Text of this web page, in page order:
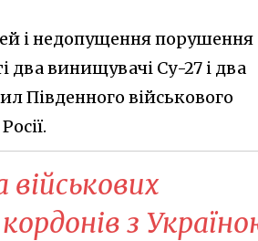
і недопущення порушення
два винищувачі Су-27 і два
Південного військового
військових
з